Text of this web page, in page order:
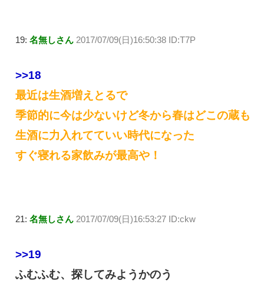
19: 名無しさん 2017/07/09(日)16:50:38 ID:T7P
>>18
最近は生酒増えとるで
季節的に今は少ないけど冬から春はどこの蔵も
生酒に力入れてていい時代になった
すぐ寝れる家飲みが最高や！
21: 名無しさん 2017/07/09(日)16:53:27 ID:ckw
>>19
ふむふむ、探してみようかのう